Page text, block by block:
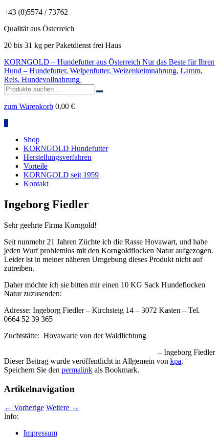
+43 (0)5574 / 73762
Qualität aus Österreich
20 bis 31 kg per Paketdienst frei Haus
KORNGOLD – Hundefutter aus Österreich Nur das Beste für Ihren
Hund – Hundefutter, Welpenfutter, Weizenkeimnahrung, Lamm,
Reis, Hundevollnahrung
Suchen
nach:
zum Warenkorb 0,00 €
0
Shop
KORNGOLD Hundefutter
Herstellungsverfahren
Vorteile
KORNGOLD seit 1959
Kontakt
Ingeborg Fiedler
Sehr geehrte Firma Korngold!
Seit nunmehr 21 Jahren Züchte ich die Rasse Hovawart, und habe
jeden Wurf problemlos mit den Korngoldflocken Natur aufgezogen.
Leider ist in meiner näheren Umgebung dieses Produkt nicht auf
zutreiben.
Daher möchte ich sie bitten mir einen 10 KG Sack Hundeflocken
Natur zuzusenden:
Adresse: Ingeborg Fiedler – Kirchsteig 14 – 3072 Kasten – Tel.
0664 52 39 365
Zuchtstätte: Hovawarte von der Waldlichtung
Ingeborg Fiedler
Dieser Beitrag wurde veröffentlicht in Allgemein von kpa.
Speichern Sie den permalink als Bookmark.
Artikelnavigation
← Vorherige Weitere →
Info:
Impressum